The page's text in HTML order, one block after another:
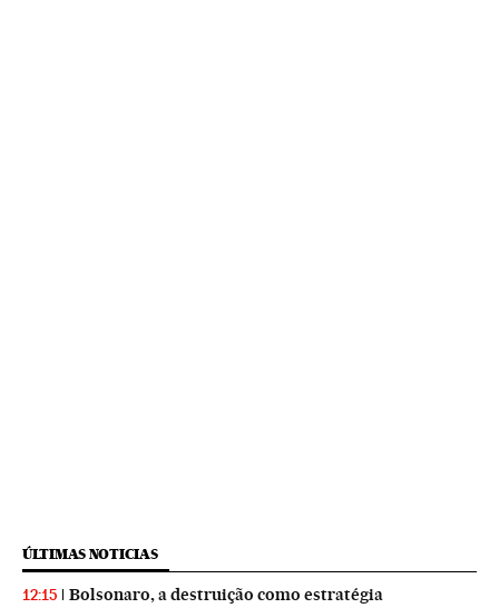
ÚLTIMAS NOTICIAS
12:15 Bolsonaro, a destruição como estratégia